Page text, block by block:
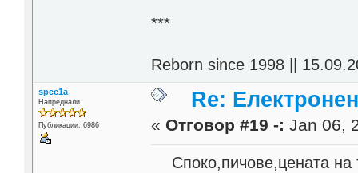
***
Reborn since 1998 ||
spec1a
Напреднали
Публикации: 6986
Re:
« Отговор #19 -: Jan 06,
Споко,пичове,цената